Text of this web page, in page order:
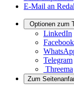
E-Mail an
Optionen zum
LinkedIn
Facebook
Telegram
Threema
Zum